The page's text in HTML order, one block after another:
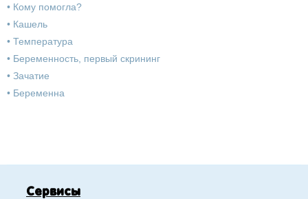
• Кому помогла?
• Кашель
• Температура
• Беременность, первый скрининг
• Зачатие
• Беременна
Сервисы